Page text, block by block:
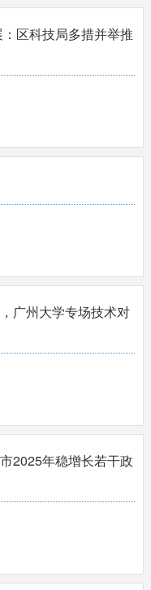
区科技局多措并举推
广州大学专场技术对
2025年稳增长若干政